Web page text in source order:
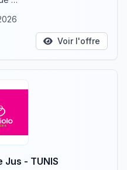
Voir l'offre
- TUNIS